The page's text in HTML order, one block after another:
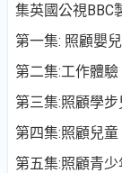
集英國公視BBC
第一集: 照顧嬰兒
第二集:工作體驗
第三集:照顧學步
第四集:照顧兒童
第五集:照顧青少